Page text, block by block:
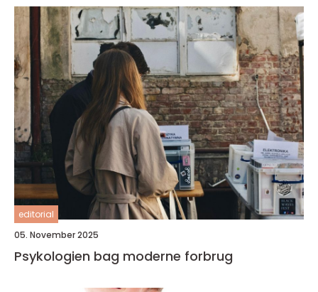
editorial
05. November 2025
Psykologien bag moderne forbrug